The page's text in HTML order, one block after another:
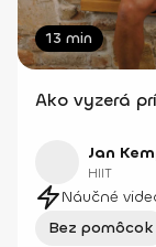
13 min
Ako vyzerá
Jan
HIIT
Náučné
Bez pomôcok